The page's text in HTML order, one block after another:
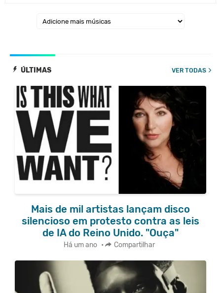
ÚLTIMAS VER TODAS
Mais de mil artistas lançam disco
silencioso em protesto contra as leis
de IA do Reino Unido. "Ouça"
Há um ano • Compartilhar